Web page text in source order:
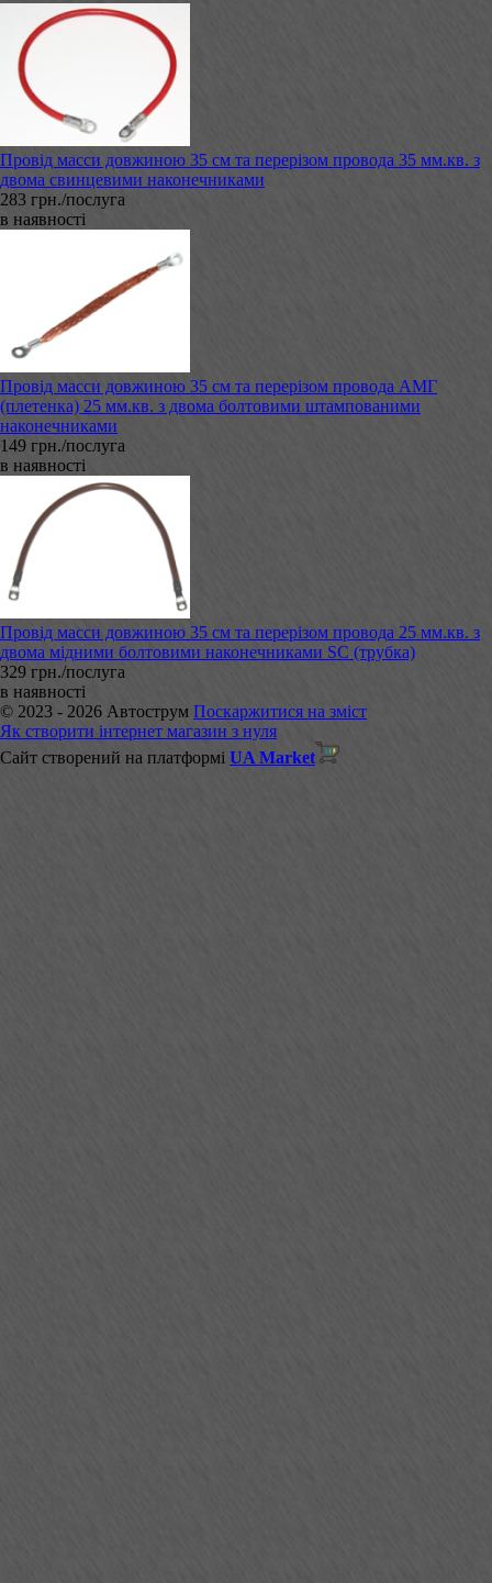
Провід масси довжиною 35 см та перерізом провода 35 мм.кв. з
двома свинцевими наконечниками
283 грн./послуга
в наявності
Провід масси довжиною 35 см та перерізом провода АМГ
(плетенка) 25 мм.кв. з двома болтовими штампованими
наконечниками
149 грн./послуга
в наявності
Провід масси довжиною 35 см та перерізом провода 25 мм.кв. з
двома мідними болтовими наконечниками SC (трубка)
329 грн./послуга
в наявності
© 2023 - 2026 Автострум Поскаржитися на зміст
Як створити інтернет магазин з нуля
Сайт створений на платформі UA Market